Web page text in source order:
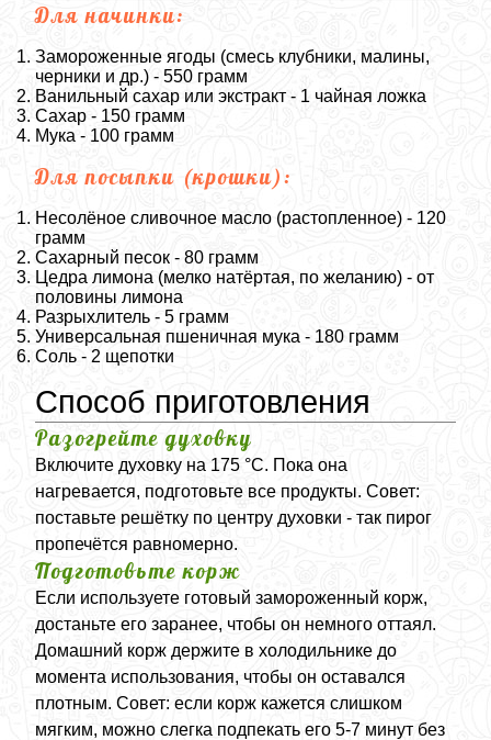
Для начинки:
Замороженные ягоды (смесь клубники, малины,
черники и др.) - 550 грамм
Ванильный сахар или экстракт - 1 чайная ложка
Сахар - 150 грамм
Мука - 100 грамм
Для посыпки (крошки):
Несолёное сливочное масло (растопленное) - 120
грамм
Сахарный песок - 80 грамм
Цедра лимона (мелко натёртая, по желанию) - от
половины лимона
Разрыхлитель - 5 грамм
Универсальная пшеничная мука - 180 грамм
Соль - 2 щепотки
Способ приготовления
Разогрейте духовку
Включите духовку на 175 °C. Пока она
нагревается, подготовьте все продукты. Совет:
поставьте решётку по центру духовки - так пирог
пропечётся равномерно.
Подготовьте корж
Если используете готовый замороженный корж,
достаньте его заранее, чтобы он немного оттаял.
Домашний корж держите в холодильнике до
момента использования, чтобы он оставался
плотным. Совет: если корж кажется слишком
мягким, можно слегка подпекать его 5-7 минут без